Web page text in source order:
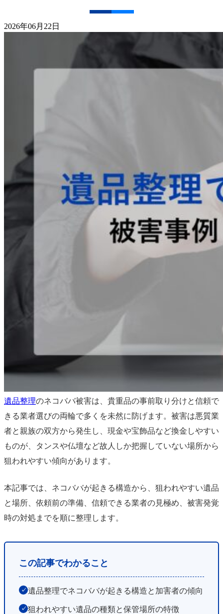
2026年06月22日
遺品整理のネコババ被害は、貴重品の事前取り分けと信頼で
きる業者選びの両輪で多くを未然に防げます。被害は悪質業
者と親族の双方から発生し、現金や宝飾品など換金しやすい
ものが、タンスや仏壇など故人しか把握していない場所から
狙われやすい傾向があります。
本記事では、ネコババが起きる構造から、狙われやすい遺品
と場所、依頼前の準備、信頼できる業者の見極め、被害発覚
時の対処までを順に整理します。
この記事でわかること
✓ 遺品整理でネコババが起きる構造と加害者の傾向
✓ 狙われやすい遺品の種類と保管場所の特徴